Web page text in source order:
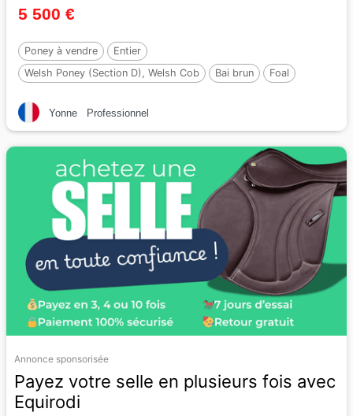
5 500 €
Poney à vendre
Entier
Welsh Poney (Section D), Welsh Cob
Bai brun
Foal
Yonne
Professionnel
Annonce sponsorisée
Payez votre selle en plusieurs fois avec
Equirodi